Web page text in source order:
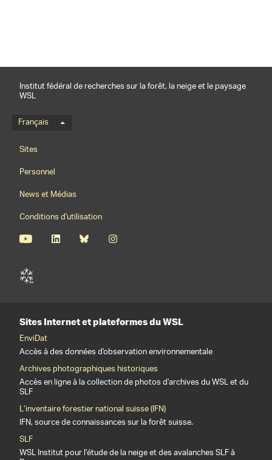
Institut fédéral de recherches sur la forêt, la neige et le paysage
WSL
Menu de langue
Français
Footernavigation
Sites
Personnel
News et Médias
Conditions d'utilisation
Sites Internet et plateformes du WSL
EnviDat
Accès à des données d'observation environnementale
Archives photographiques historiques
Accès en ligne à la collection de photos d'archives du WSL et du
SLF
L’inventaire forestier national suisse (IFN)
IFN, source de connaissances sur la forêt suisse.
SLF
WSL Institut pour l’étude de la neige et des avalanches SLF à